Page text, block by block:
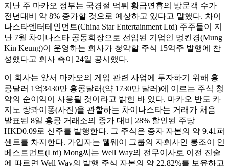
지난 주 마카오 정부는 국경절 먹튀 황금연휴의 방문객 수가
전년대비 약 8% 증가할 것으로 예상하고 있다고 말했다. 차이
나스타엔터테인먼트(China Star Entertainment Ltd) 주주들이 지
난 7월 차이나스타 공동회장으로 선임된 기업인 멍킨경(Mung
Kin Keung)이 운영하는 회사가 청약할 주식 15억주 발행에 찬
성했다고 회사 측이 24일 공시했다.
이 회사는 앞서 마카오의 게임 관련 사업에 투자하기 위해 홍
콩달러 1억3430만 홍콩달러(약 1730만 달러)에 이르는 주식 청
약의 순이익이 사용될 것이라고 밝힌 바 있다. 마카오 반도 카
지노 랑콰이퐁(사진)을 관할하는 차이나스타는 거래가 처음
발표된 8일 홍콩 거래소의 종가 대비 28% 할인된 주당
HKD0.09로 신주를 발행한다. 그 주식은 증자 자본의 약 9.41퍼
센트를 차지한다. 가입자는 웰웨이 그룹의 자회사인 롱조이 인
베스트먼트(Ltd) Mong씨는 Well Way의 전무이사로 이전 진술
에 따르면 Well Way의 발행 주식 자본의 약 22.82%를 보유하고